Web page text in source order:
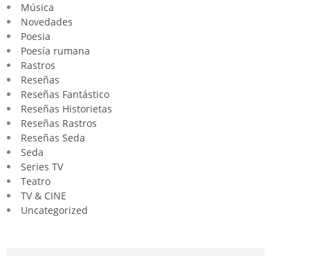
Música
Novedades
Poesia
Poesía rumana
Rastros
Reseñas
Reseñas Fantástico
Reseñas Historietas
Reseñas Rastros
Reseñas Seda
Seda
Series TV
Teatro
TV & CINE
Uncategorized